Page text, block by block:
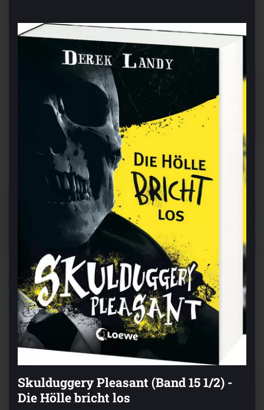
Skulduggery Pleasant (Band 15 1/2) -
Die Hölle bricht los